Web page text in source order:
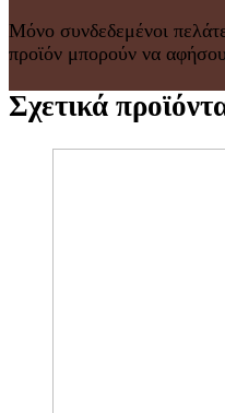
Μόνο συνδεδεμένοι
προϊόν μπορούν να
Σχετικά